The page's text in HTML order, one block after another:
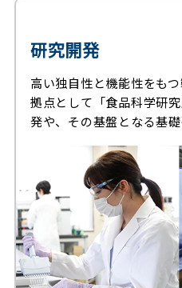
研究開発
高い独自性と機能性をも
拠点として「食品科学研
発や、その基盤となる基